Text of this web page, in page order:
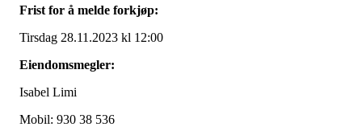
Frist for å melde forkjøp:
Tirsdag 28.11.2023 kl 12:00
Eiendomsmegler:
Isabel Limi
Mobil: 930 38 536